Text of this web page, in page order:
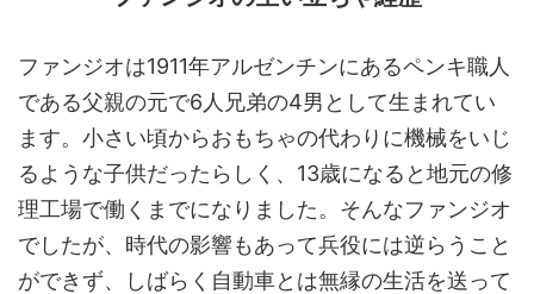
ファンジオは1911年アルゼンチンにあるペンキ職人
である父親の元で6人兄弟の4男として生まれてい
ます。小さい頃からおもちゃの代わりに機械をいじ
るような子供だったらしく、13歳になると地元の修
理工場で働くまでになりました。そんなファンジオ
でしたが、時代の影響もあって兵役には逆らうこと
ができず、しばらく自動車とは無縁の生活を送って